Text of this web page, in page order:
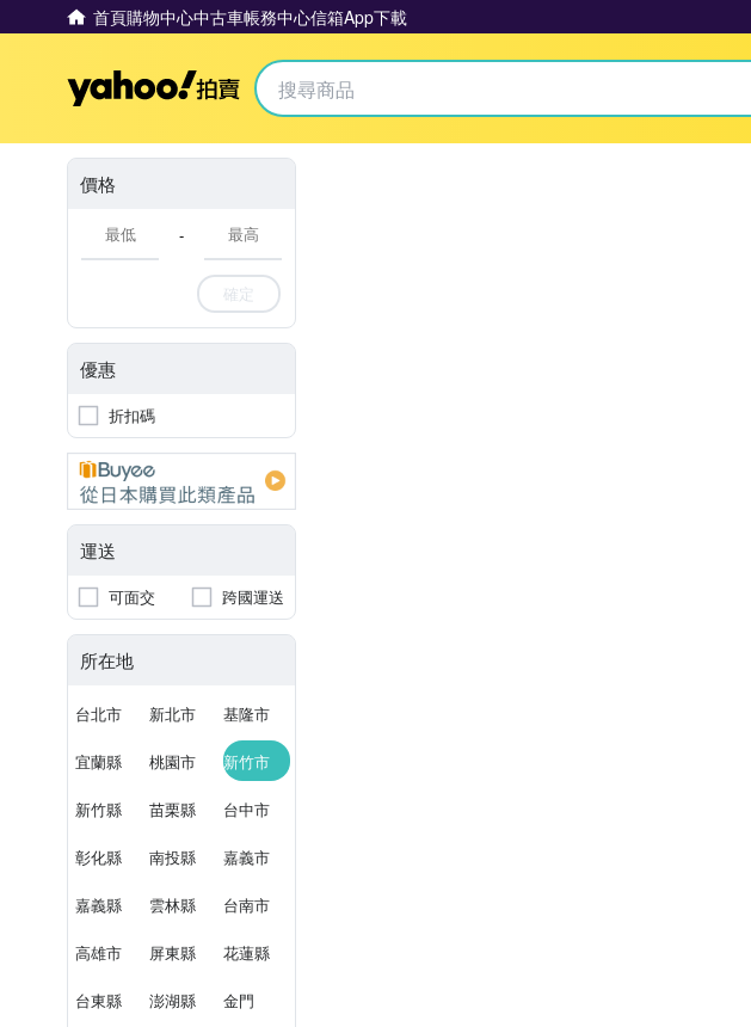
首頁購物中心中古車帳務中心信箱App下載
Yahoo拍賣
價格
-
確定
優惠
折扣碼
運送
可面交 跨國運送
所在地
台北市 新北市 基隆市
宜蘭縣 桃園市 新竹市
新竹縣 苗栗縣 台中市
彰化縣 南投縣 嘉義市
嘉義縣 雲林縣 台南市
高雄市 屏東縣 花蓮縣
台東縣 澎湖縣 金門